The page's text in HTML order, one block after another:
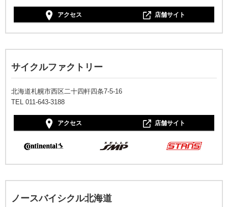
アクセス 店舗サイト
サイクルファクトリー
北海道札幌市西区二十四軒四条7-5-16
TEL 011-643-3188
アクセス 店舗サイト
ノースバイシクル北海道